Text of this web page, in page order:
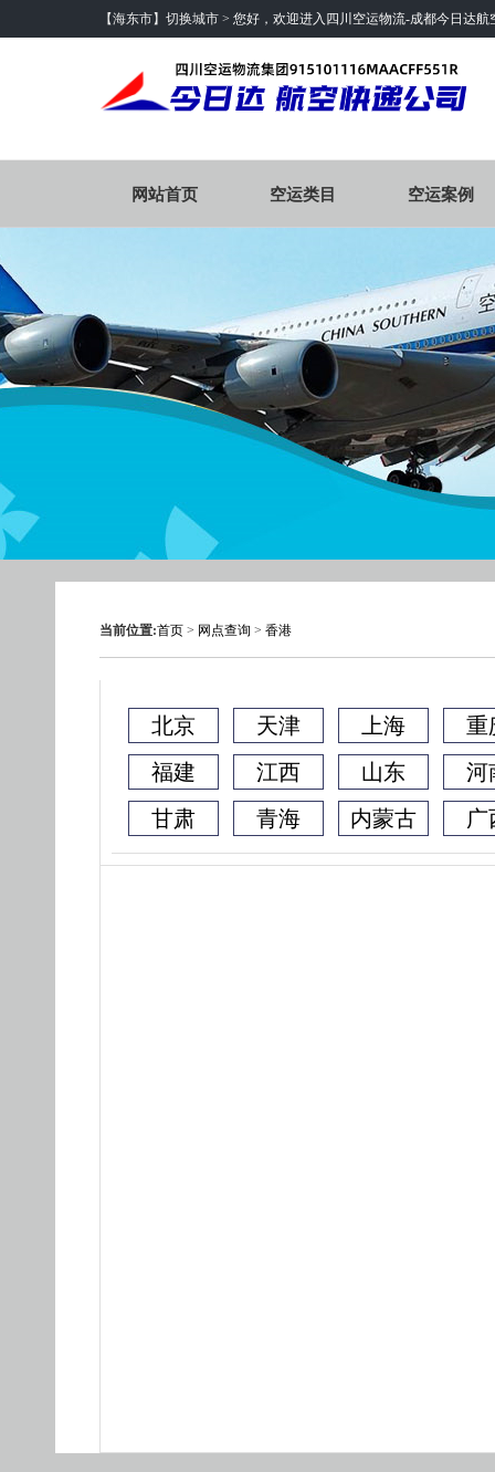
【海东市】切换城市 > 您好，欢迎进入四川空运物流-成都今日达航
网站首页 空运类目 空运案例
当前位置:首页 > 网点查询 > 香港
北京 天津 上海
重
福建
江西 山东
河
甘肃
青海 内蒙古 广